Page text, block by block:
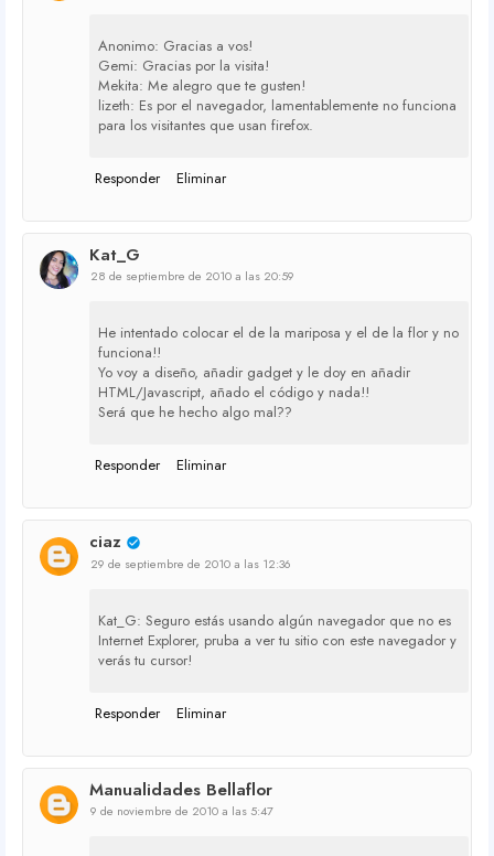
Anonimo: Gracias a vos!
Gemi: Gracias por la visita!
Mekita: Me alegro que te gusten!
lizeth: Es por el navegador, lamentablemente no funciona
para los visitantes que usan firefox.
Responder Eliminar
Kat_G
28 de septiembre de 2010 a las 20:59
He intentado colocar el de la mariposa y el de la flor y no
funciona!!
Yo voy a diseño, añadir gadget y le doy en añadir
HTML/Javascript, añado el código y nada!!
Será que he hecho algo mal??
Responder Eliminar
ciaz
29 de septiembre de 2010 a las 12:36
Kat_G: Seguro estás usando algún navegador que no es
Internet Explorer, pruba a ver tu sitio con este navegador y
verás tu cursor!
Responder Eliminar
Manualidades Bellaflor
9 de noviembre de 2010 a las 5:47